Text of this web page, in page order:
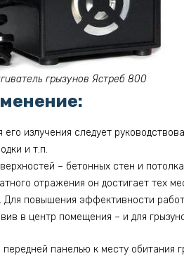
грызунов Ястреб 800
излучения следует
и т.п.
– бетонных стен и
отражения он достигает тех
повышения эффективности
в центр помещения – и для
панелью к месту обитания